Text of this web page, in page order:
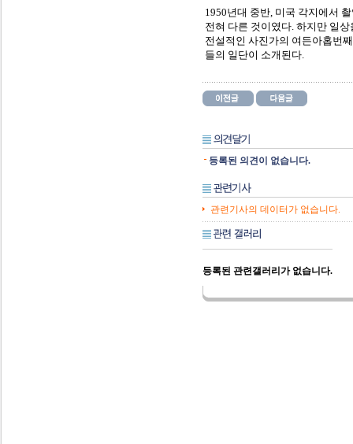
1950년대 중반, 미국 각지에서
전혀 다른 것이였다. 하지만 일
전설적인 사진가의 여든아홉번
들의 일단이 소개된다.
등록된 의견이 없습니다.
관련기사의 데이터가 없습니다.
등록된 관련갤러리가 없습니다.